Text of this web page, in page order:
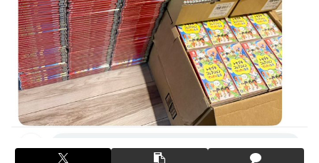
シュート選手が結婚を発表、ネモ選手とウメハラ選手が婚姻
届の証人に。
【ウマ娘】海外の絵師が描いた味付けの濃いウマ娘からしか
得られない栄養素はある
【速報】超かぐや姫さん、とんでもないスピンオフ漫画が連
載決定ｗｗｗｗｗｗｗｗｗｗｗｗｗｗｗｗｗｗｗｗｗ
の出場停止処分に。
【画像】日本のセクシー過ぎる女性犯罪者一覧が冗談抜きに
レベル高過ぎる件w w w w w w w w w
【画像】俺たちの姫本田望結、久しぶりに画像を投稿した結
果→やっぱりワイらの姫だったw w w w w w w w w w
元NBAプレーヤー、エネス・カンター・フリーダムが、
2027年WNBAドラフトの適性を宣言 一部コーチによる
WNBA男性参加の声明を受け
職場をパチンコ屋にしちゃおうｗｗｗ